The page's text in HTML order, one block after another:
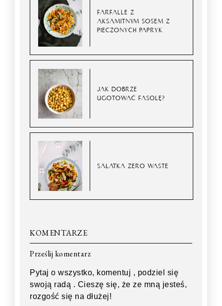
FARFALLE Z
AKSAMITNYM SOSEM Z
PIECZONYCH PAPRYK
JAK DOBRZE
UGOTOWAĆ FASOLĘ?
SAŁATKA ZERO WASTE
KOMENTARZE
Prześlij komentarz
Pytaj o wszystko, komentuj , podziel się
swoją radą . Cieszę się, że ze mną jesteś,
rozgość się na dłużej!